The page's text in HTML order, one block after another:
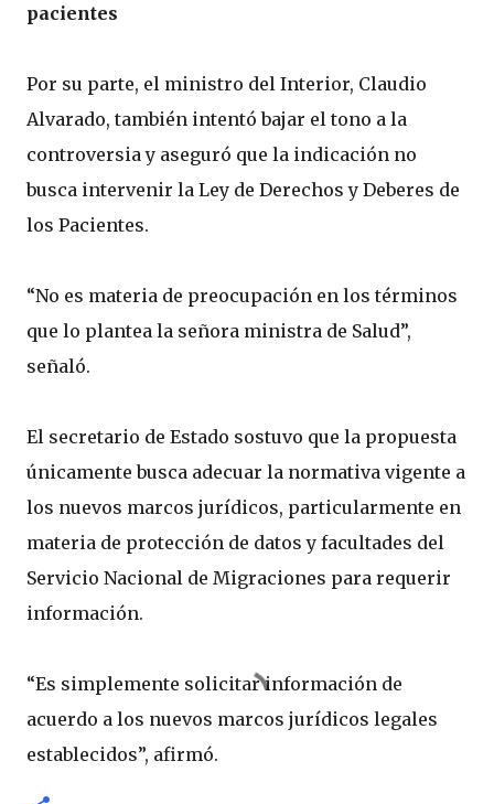
pacientes
Por su parte, el ministro del Interior, Claudio
Alvarado, también intentó bajar el tono a la
controversia y aseguró que la indicación no
busca intervenir la Ley de Derechos y Deberes de
los Pacientes.
“No es materia de preocupación en los términos
que lo plantea la señora ministra de Salud”,
señaló.
El secretario de Estado sostuvo que la propuesta
únicamente busca adecuar la normativa vigente a
los nuevos marcos jurídicos, particularmente en
materia de protección de datos y facultades del
Servicio Nacional de Migraciones para requerir
información.
“Es simplemente solicitar información de
acuerdo a los nuevos marcos jurídicos legales
establecidos”, afirmó.